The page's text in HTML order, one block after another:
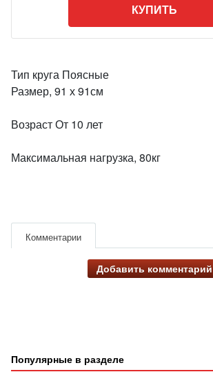
КУПИТЬ
Тип круга Поясные
Размер, 91 х 91см
Возраст От 10 лет
Максимальная нагрузка, 80кг
Комментарии
Добавить комментарий
Популярные в разделе